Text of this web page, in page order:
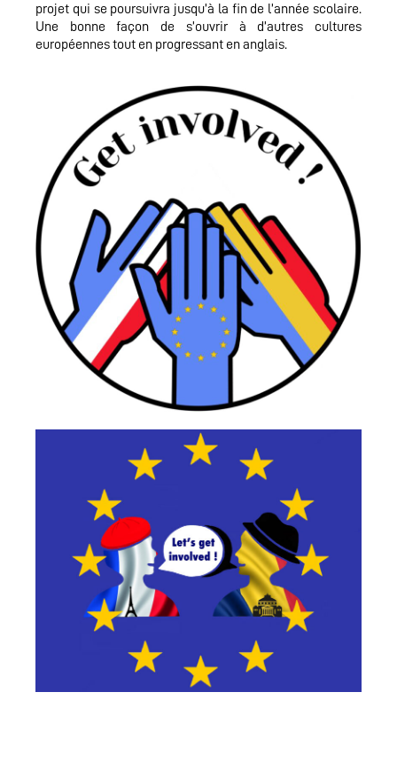
projet qui se poursuivra jusqu’à la fin de l’année scolaire.
Une bonne façon de s’ouvrir à d’autres cultures
européennes tout en progressant en anglais.